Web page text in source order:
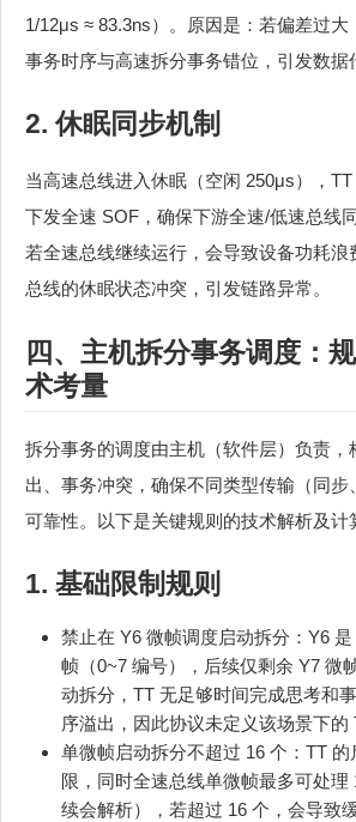
1/12μs ≈ 83.3ns）。原因是：若偏差过大
事务时序与高速拆分事务错位，引发数据
2. 休眠同步机制
当高速总线进入休眠（空闲 250μs），
下发全速 SOF，确保下游全速/低速总线
若全速总线继续运行，会导致设备功耗浪
总线的休眠状态冲突，引发链路异常。
四、主机拆分事务调度：
术考量
拆分事务的调度由主机（软件层）负责，
出、事务冲突，确保不同类型传输（同步
可靠性。以下是关键规则的技术解析及计
1. 基础限制规则
禁止在 Y6 微帧调度启动拆分：Y6
帧（0~7 编号），后续仅剩余 Y7 微
动拆分，TT 无足够时间完成思考和
序溢出，因此协议未定义该场景下的
单微帧启动拆分不超过 16 个：TT
限，同时全速总线单微帧最多可处理
续会解析），若超过 16 个，会导致